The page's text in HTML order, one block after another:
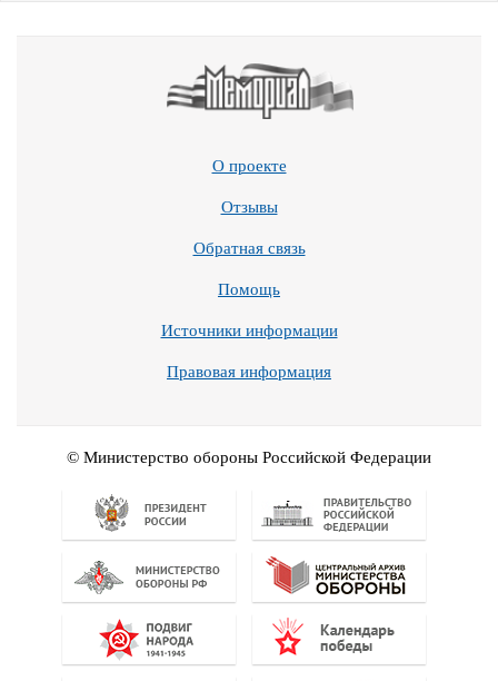
О проекте
Отзывы
Обратная связь
Помощь
Источники информации
Правовая информация
© Министерство обороны Российской Федерации